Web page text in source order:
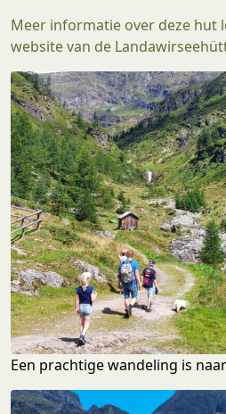
Meer informatie over deze hut
website van de
Een prachtige wandeling is